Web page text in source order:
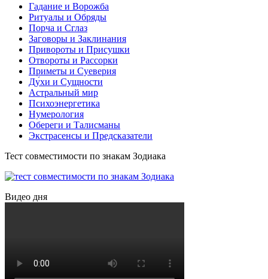
Гадание и Ворожба
Ритуалы и Обряды
Порча и Сглаз
Заговоры и Заклинания
Привороты и Присушки
Отвороты и Рассорки
Приметы и Суеверия
Ду́хи и Сущности
Астральный мир
Психоэнергетика
Нумерология
Обереги и Талисманы
Экстрасенсы и Предсказатели
Тест совместимости по знакам Зодиака
Видео дня